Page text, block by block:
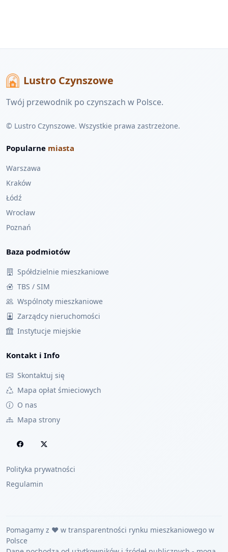
Lustro Czynszowe
Twój przewodnik po czynszach w Polsce.
© Lustro Czynszowe. Wszystkie prawa zastrzeżone.
Popularne miasta
Warszawa
Kraków
Łódź
Wrocław
Poznań
Baza podmiotów
Spółdzielnie mieszkaniowe
TBS / SIM
Wspólnoty mieszkaniowe
Zarządcy nieruchomości
Instytucje miejskie
Kontakt i Info
Skontaktuj się
Mapa opłat śmieciowych
O nas
Mapa strony
Polityka prywatności
Regulamin
Pomagamy z ❤️ w transparentności rynku mieszkaniowego w
Polsce